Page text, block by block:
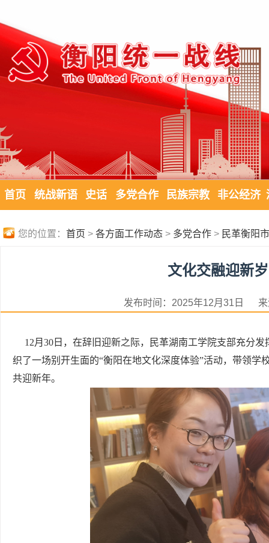
首页 统战新语 史话 多党合作 民族宗教 非公经济
您的位置： 首页 > 各方面工作动态 > 多党合作 > 民革衡阳
文化交融迎新
发布时间：2025年12月31日
12月30日，在辞旧迎新之际，民革湖南工学院支部充分
织了一场别开生面的“衡阳在地文化深度体验”活动，带领
共迎新年。